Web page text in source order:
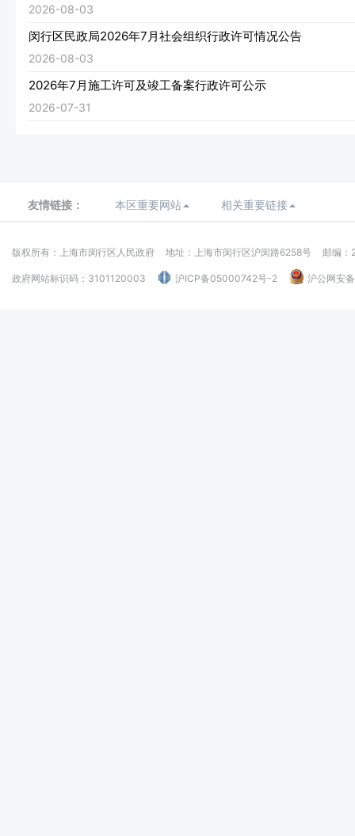
2026-08-03
闵行区民政局2026年7月社会组织行政许可情况公告
2026-08-03
2026年7月施工许可及竣工备案行政许可公示
2026-07-31
友情链接： 本区重要网站 相关重要链接
版权所有：上海市闵行区人民政府 地址：上海市闵行区沪闵路6258号 邮编：
政府网站标识码：3101120003 沪ICP备05000742号-2 沪公网安